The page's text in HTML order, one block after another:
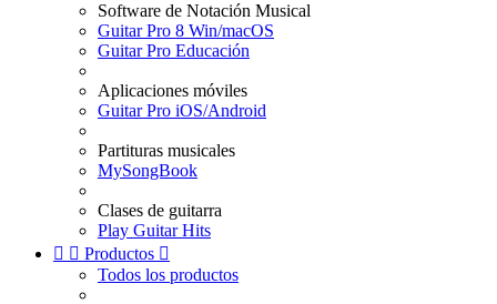
Software de Notación Musical
Guitar Pro 8 Win/macOS
Guitar Pro Educación
Aplicaciones móviles
Guitar Pro iOS/Android
Partituras musicales
MySongBook
Clases de guitarra
Play Guitar Hits
  Productos 
Todos los productos